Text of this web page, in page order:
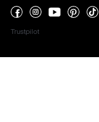
Trustpilot